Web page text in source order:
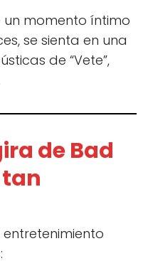
momento íntimo
se sienta en una
de “Vete”,
de Bad
tan
entretenimiento